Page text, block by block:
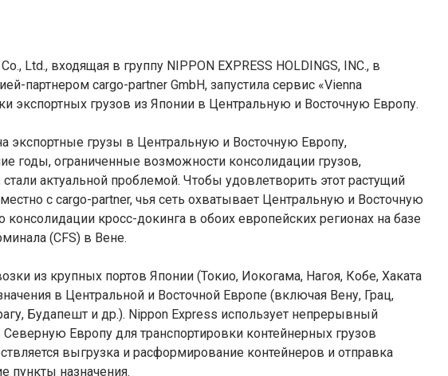
Ltd., входящая в группу NIPPON EXPRESS HOLDINGS, INC., в
партнером cargo-partner GmbH, запустила сервис «Vienna
экспортных грузов из Японии в Центральную и Восточную Европу.
экспортные грузы в Центральную и Восточную Европу,
годы, ограниченные возможности консолидации грузов,
актуальной проблемой. Чтобы удовлетворить этот растущий
с cargo-partner, чья сеть охватывает Центральную и Восточную
консолидации кросс-докинга в обоих европейских регионах на базе
(CFS) в Вене.
из крупных портов Японии (Токио, Иокогама, Нагоя, Кобе, Хаката
в Центральной и Восточной Европе (включая Вену, Грац,
Будапешт и др.). Nippon Express использует непрерывный
Европу для транспортировки контейнерных грузов
выгрузка и расформирование контейнеров и отправка
пункты назначения.